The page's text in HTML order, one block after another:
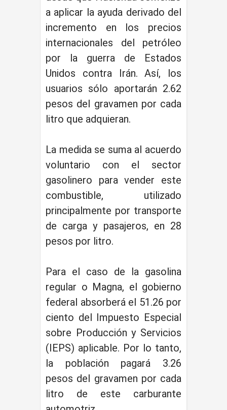
a aplicar la ayuda derivado del
incremento en los precios
internacionales del petróleo
por la guerra de Estados
Unidos contra Irán. Así, los
usuarios sólo aportarán 2.62
pesos del gravamen por cada
litro que adquieran.
La medida se suma al acuerdo
voluntario con el sector
gasolinero para vender este
combustible, utilizado
principalmente por transporte
de carga y pasajeros, en 28
pesos por litro.
Para el caso de la gasolina
regular o Magna, el gobierno
federal absorberá el 51.26 por
ciento del Impuesto Especial
sobre Producción y Servicios
(IEPS) aplicable. Por lo tanto,
la población pagará 3.26
pesos del gravamen por cada
litro de este carburante